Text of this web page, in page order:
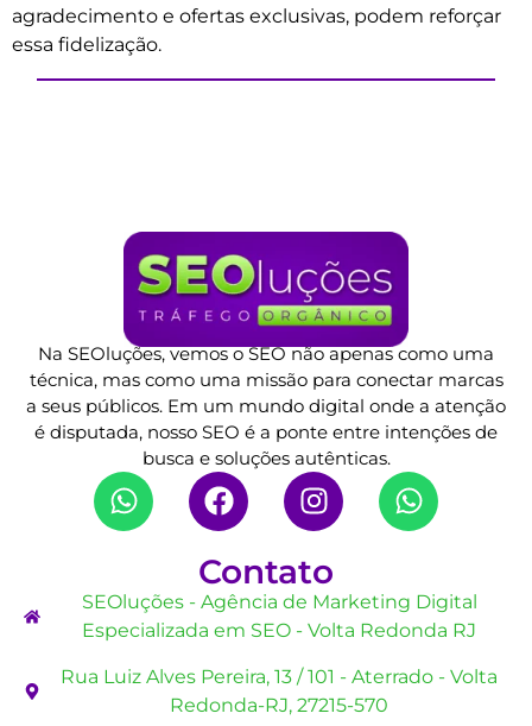
agradecimento e ofertas exclusivas, podem reforçar
essa fidelização.
Na SEOluções, vemos o SEO não apenas como uma
técnica, mas como uma missão para conectar marcas
a seus públicos. Em um mundo digital onde a atenção
é disputada, nosso SEO é a ponte entre intenções de
busca e soluções autênticas.
Contato
SEOluções - Agência de Marketing Digital
Especializada em SEO - Volta Redonda RJ
Rua Luiz Alves Pereira, 13 / 101 - Aterrado - Volta
Redonda-RJ, 27215-570